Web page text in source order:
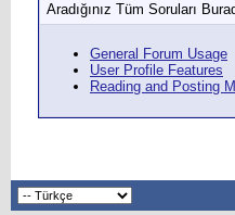
Aradığınız Tüm Soruları
General Forum Usage
User Profile Features
Reading and Posting